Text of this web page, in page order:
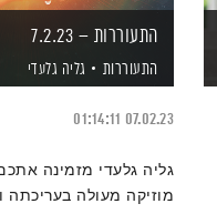
התעוררות – 7.2.23
התעוררות גליה גלעדי
07.02.23
01:14:11
גליה גלעדי מזמינה
מוזיקה מעולה בעריכתה